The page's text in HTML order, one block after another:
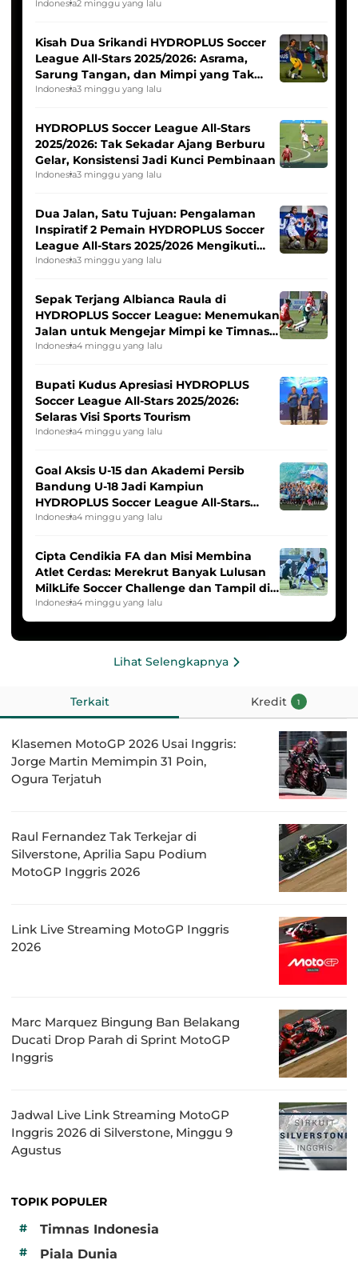
Tim Asia
Indonesia2 minggu yang lalu
Kisah Dua Srikandi HYDROPLUS Soccer
League All-Stars 2025/2026: Asrama,
Sarung Tangan, dan Mimpi yang Tak
Pernah Padam
Indonesia3 minggu yang lalu
HYDROPLUS Soccer League All-Stars
2025/2026: Tak Sekadar Ajang Berburu
Gelar, Konsistensi Jadi Kunci Pembinaan
Indonesia3 minggu yang lalu
Dua Jalan, Satu Tujuan: Pengalaman
Inspiratif 2 Pemain HYDROPLUS Soccer
League All-Stars 2025/2026 Mengikuti
Seleksi Timnas Indonesia Putri
Indonesia3 minggu yang lalu
Sepak Terjang Albianca Raula di
HYDROPLUS Soccer League: Menemukan
Jalan untuk Mengejar Mimpi ke Timnas
Indonesia Putri
Indonesia4 minggu yang lalu
Bupati Kudus Apresiasi HYDROPLUS
Soccer League All-Stars 2025/2026:
Selaras Visi Sports Tourism
Indonesia4 minggu yang lalu
Goal Aksis U-15 dan Akademi Persib
Bandung U-18 Jadi Kampiun
HYDROPLUS Soccer League All-Stars
2025/2026
Indonesia4 minggu yang lalu
Cipta Cendikia FA dan Misi Membina
Atlet Cerdas: Merekrut Banyak Lulusan
MilkLife Soccer Challenge dan Tampil di
HYDROPLUS Soccer League
Indonesia4 minggu yang lalu
Lihat Selengkapnya
Terkait Kredit 1
Klasemen MotoGP 2026 Usai Inggris:
Jorge Martin Memimpin 31 Poin,
Ogura Terjatuh
Raul Fernandez Tak Terkejar di
Silverstone, Aprilia Sapu Podium
MotoGP Inggris 2026
Link Live Streaming MotoGP Inggris
2026
Marc Marquez Bingung Ban Belakang
Ducati Drop Parah di Sprint MotoGP
Inggris
Jadwal Live Link Streaming MotoGP
Inggris 2026 di Silverstone, Minggu 9
Agustus
TOPIK POPULER
#
Timnas Indonesia
# Piala Dunia